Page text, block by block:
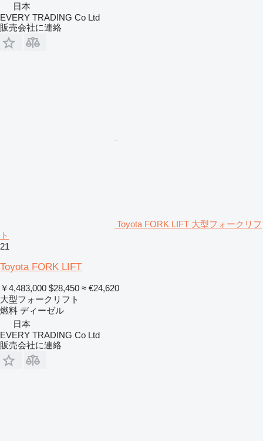
日本
EVERY TRADING Co Ltd
販売会社に連絡
Toyota FORK LIFT 大型フォークリフ
ト
21
Toyota FORK LIFT
￥4,483,000 $28,450 ≈ €24,620
大型フォークリフト
燃料 ディーゼル
日本
EVERY TRADING Co Ltd
販売会社に連絡